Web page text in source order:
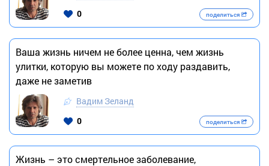
0
поделиться
Ваша жизнь ничем не более ценна, чем жизнь
улитки, которую вы можете по ходу раздавить,
даже не заметив
Вадим Зеланд
0
поделиться
Жизнь – это смертельное заболевание,